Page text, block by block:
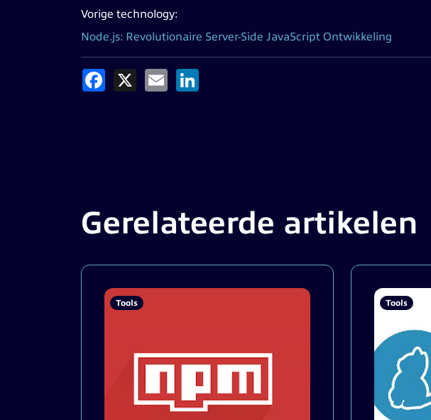
Vorige technology:
Node.js: Revolutionaire Server-Side JavaScript Ontwikkeling
Facebook Email
Gerelateerde artikelen
Tools Tools